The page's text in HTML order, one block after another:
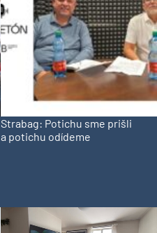
Strabag: Potichu sme prišli
a potichu odídeme